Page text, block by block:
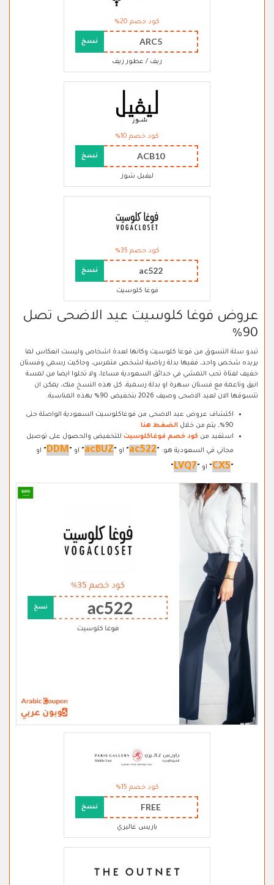
كود خصم 20%
ARC5 نسخ
ريف / عطور ريف
كود خصم 10%
ACB10 نسخ
ليفيل شوز
كود خصم 35%
ac522 نسخ
فوغا كلوسيت
عروض فوغا كلوسيت عيد الاضحى تصل
90%
تبدو سلة التسوق من فوغا كلوسيت وكانها لعدة اشخاص وليست انعكاس لما
يريده شخص واحد، ففيها بدلة رياضية لشخص متمرس، وجاكيت رسمي وفستان
خفيف لفتاة تحب التمشي في حدائق السعودية مساءا، ولا تخلوا ايضا من لمسة
انيق وناعمة مع فستان سهرة او بدلة رسمية، كل هذه النسخ منك، يمكن ان
تتسوقها الان لعيد الاضحى وصيف 2026 بتخفيض 90% بهذه المناسبة.
اكتشاف عروض عيد الاضحى من فوغاكلوسيت السعودية الواصلة حتى
90%، يتم من خلال
الضغط هنا
استفيد من كود خصم فوغاكلوسيت للتخفيض والحصول على توصيل
مجاني في السعودية هو: "
ac522
" او "
acBUZ
" او "
DDM
" او
"
CX5
" او "
LVQ7
"
كود خصم 15%
FREE نسخ
باريس غاليري